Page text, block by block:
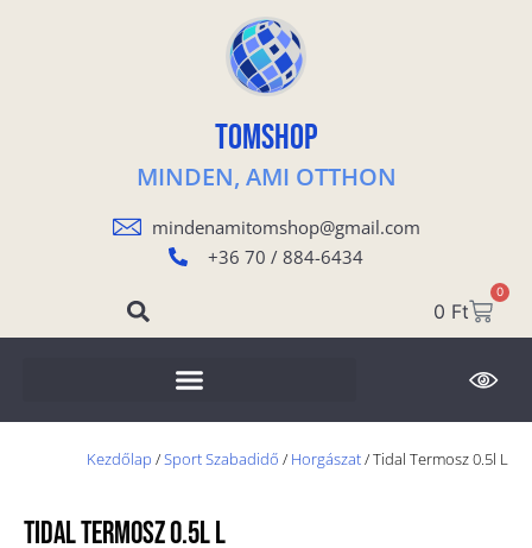
TOMSHOP
MINDEN, AMI OTTHON
mindenamitomshop@gmail.com
+36 70 / 884-6434
0 Ft
0
Kezdőlap /Sport Szabadidő / Horgászat/ Tidal Termosz 0.5l L
Tidal Termosz 0.5l L